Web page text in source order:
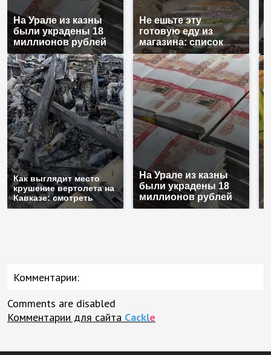
На Урале из казны
были украдены 18
миллионов рублей
Не ешьте эту
готовую еду из
магазина: список
Как выглядит место
крушение вертолета на
Кавказе: смотреть
На Урале из казны
были украдены 18
миллионов рублей
Комментарии:
Comments are disabled
Комментарии для сайта Cackle